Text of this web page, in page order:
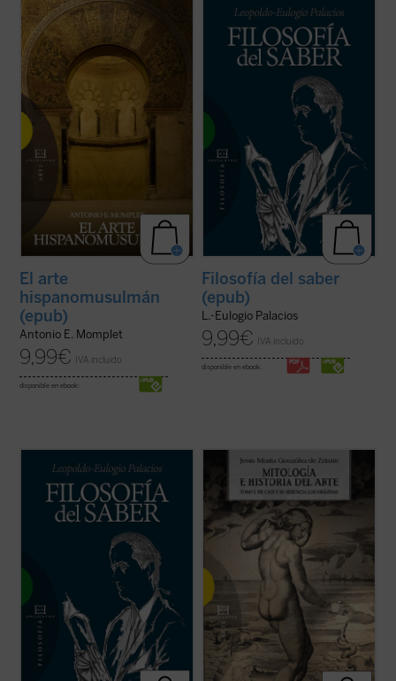
El arte hispanomusulmán es parte del arte
islámico. Pero, al mismo tiempo, es
heredero y receptor de otras tradiciones
artísticas que son las que colaboran a darle
su riqueza y su propia caracterización. La
presencia del Islam en la península ...
ficha)
El arte
hispanomusulmán
(epub)
Antonio E. Momplet
9,99€ IVA incluido
disponible en ebook:
Filosofía del Saber
de Leopoldo-Eulogio
Palacios es una investigación personal,
pero sistemática, sobre el conocimiento
científico y técnico en sus aspectos
filosóficos. Su primera parte está dedicada
al estudio de los elementos que ...(ver
Filosofía del saber
(epub)
L.-Eulogio Palacios
9,99€ IVA incluido
disponible en ebook:
Filosofía del Saber
de Leopoldo-Eulogio
Palacios es una investigación personal,
pero sistemática, sobre el conocimiento
científico y técnico en sus aspectos
filosóficos. Su primera parte está dedicada
al estudio de los elementos que ...(ver
León Battista Alberti cuenta que Fidias,
queriendo representar a Júpiter, aprendió
más de Homero que de representación
se fundamenta en esta opinión, pues trata
de establecer un nexo entre imagen y ...
(ver ficha)